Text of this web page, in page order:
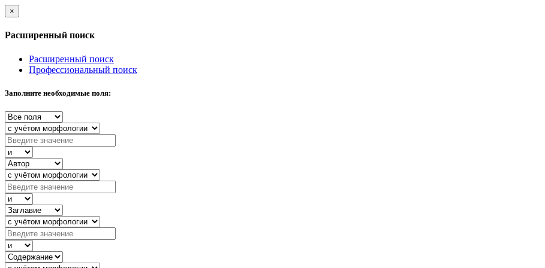
×
Расширенный поиск
Расширенный поиск
Профессиональный поиск
Заполните необходимые поля: